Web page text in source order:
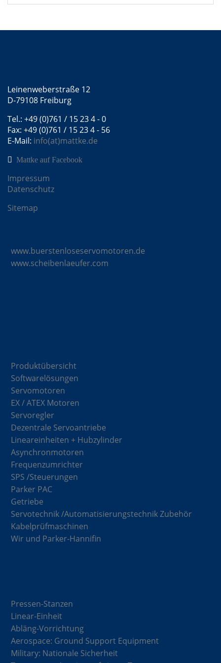
Leinenweberstraße 12
D-79108 Freiburg
Tel.: +49 (0)761 / 15 23 4 - 0
Fax: +49 (0)761 / 15 23 4 - 56
E-Mail: info(at)mattke.de
Mattke auf Facebook
Impressum
Datenschutz
Sitemap
www.buerstenloseservomotoren.de
www.scheibenlaeufer.com
Produktübersicht
Softwarelösungen
Servomotoren
EX / ATEX Motoren
Servoregler
Dezentrale Servoantriebe
Lineareinheiten + Hubzylinder
Asynchronmotoren
Frequenzumrichter
SPS /Steuerungen
Parker PAC
Getriebe
Servotechnik /Automatisierungstechnik Zubehör
Kabelprüfmaschinen
Wir und Parker-Hannifin
Pressen-Stanzen
Linear-Einheit
Abläng-Vorrichtung
Aerospace: Ground Support Equipment
Military: Nationale Sicherheit